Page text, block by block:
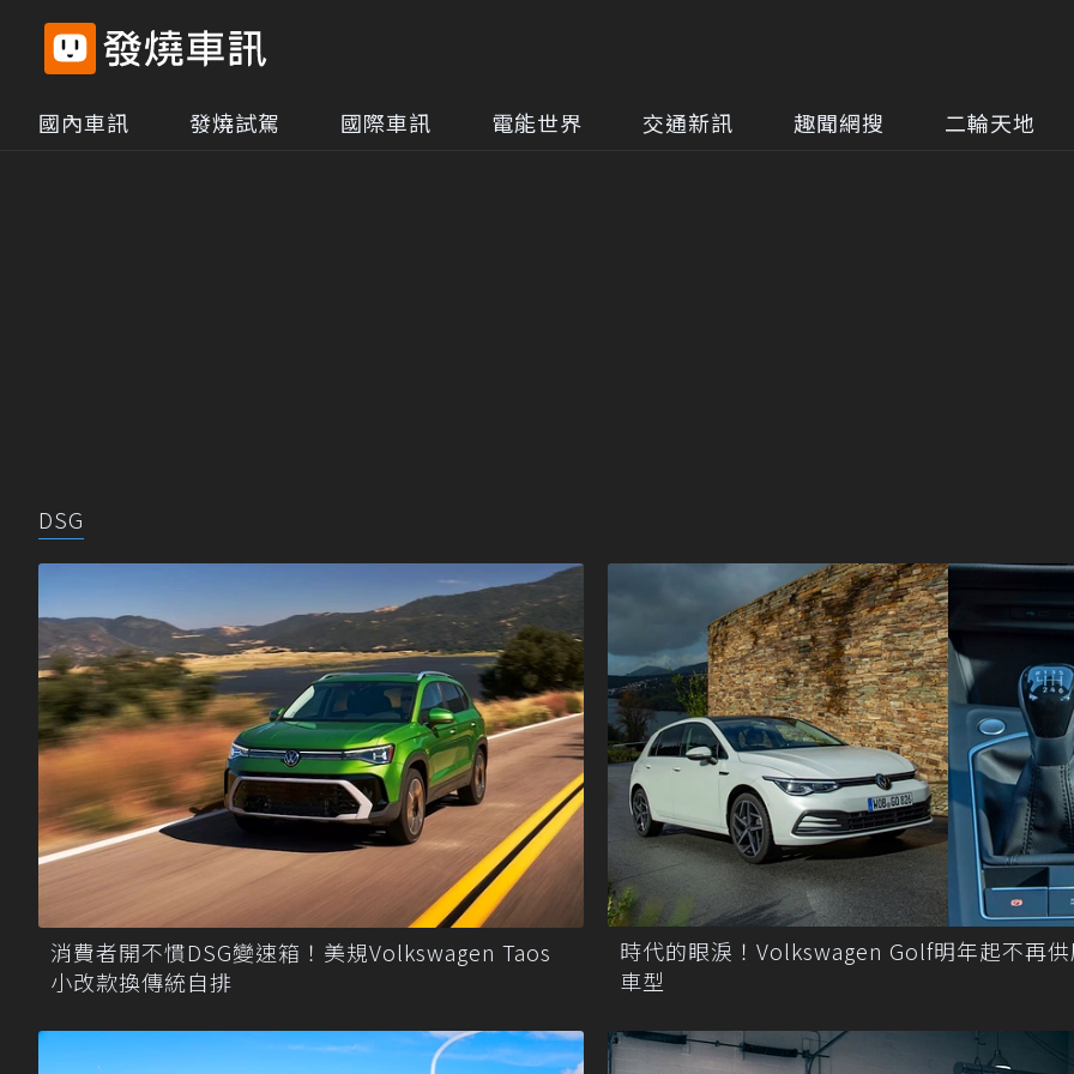
國內車訊 發燒試駕 國際車訊 電能世界 交通新訊 趣聞網搜 二輪天地
DSG
消費者開不慣DSG變速箱！美規Volkswagen Taos
小改款換傳統自排
時代的眼淚！Volkswagen Golf明年起不再
車型